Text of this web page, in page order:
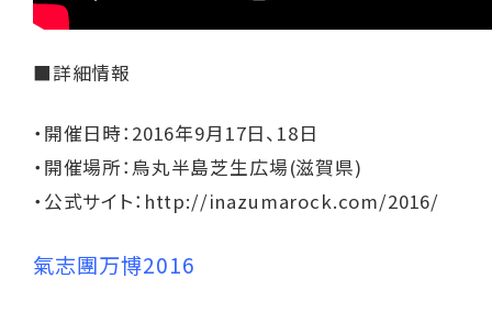
■詳細情報
・開催日時：2016年9月17日、18日
・開催場所：烏丸半島芝生広場(滋賀県)
・公式サイト： http://inazumarock.com/2016/
氣志團万博2016